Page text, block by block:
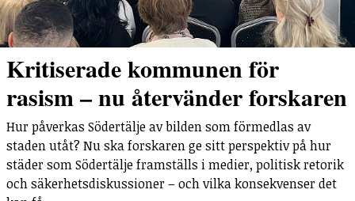
Kritiserade kommunen för
rasism – nu återvänder forskaren
Hur påverkas Södertälje av bilden som förmedlas av
staden utåt? Nu ska forskaren ge sitt perspektiv på hur
städer som Södertälje framställs i medier, politisk retorik
och säkerhetsdiskussioner – och vilka konsekvenser det